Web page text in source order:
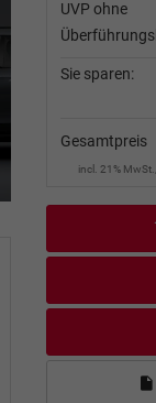
UVP ohne
Sie sparen:
Gesamtpreis
incl. 21%